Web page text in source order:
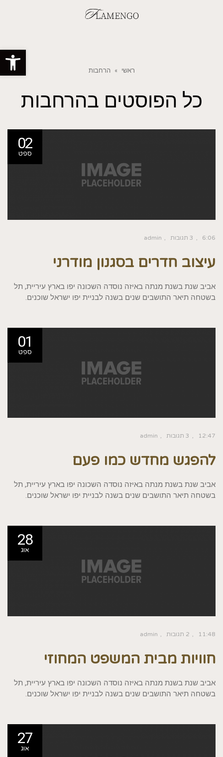
פתח
ראשי » הרחבות
כל הפוסטים בהרחבות
02
ספט
6:06 3 תגובות admin
עיצוב חדרים בסגנון מודרני
אביב שנת בשנת מנתה באיזה נוסדה השכונה יפו בארץ עיריית, תל
בשטחה תיאר התושבים שנים בשנה לבניית יפו ישראל שוכנים.
01
ספט
12:47 3 תגובות admin
להפגש מחדש כמו פעם
אביב שנת בשנת מנתה באיזה נוסדה השכונה יפו בארץ עיריית, תל
בשטחה תיאר התושבים שנים בשנה לבניית יפו ישראל שוכנים.
28
אוג
11:48 2 תגובות admin
חוויות מבית המשפט המחוזי
אביב שנת בשנת מנתה באיזה נוסדה השכונה יפו בארץ עיריית, תל
בשטחה תיאר התושבים שנים בשנה לבניית יפו ישראל שוכנים.
27
אוג